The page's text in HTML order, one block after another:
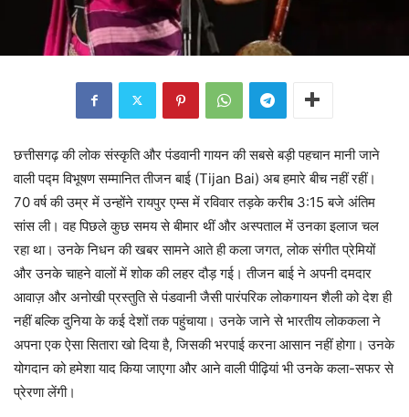
छत्तीसगढ़ की लोक संस्कृति और पंडवानी गायन की सबसे बड़ी पहचान मानी जाने
वाली पद्म विभूषण सम्मानित तीजन बाई (Tijan Bai) अब हमारे बीच नहीं रहीं।
70 वर्ष की उम्र में उन्होंने रायपुर एम्स में रविवार तड़के करीब 3:15 बजे अंतिम
सांस ली। वह पिछले कुछ समय से बीमार थीं और अस्पताल में उनका इलाज चल
रहा था। उनके निधन की खबर सामने आते ही कला जगत, लोक संगीत प्रेमियों
और उनके चाहने वालों में शोक की लहर दौड़ गई। तीजन बाई ने अपनी दमदार
आवाज़ और अनोखी प्रस्तुति से पंडवानी जैसी पारंपरिक लोकगायन शैली को देश ही
नहीं बल्कि दुनिया के कई देशों तक पहुंचाया। उनके जाने से भारतीय लोककला ने
अपना एक ऐसा सितारा खो दिया है, जिसकी भरपाई करना आसान नहीं होगा। उनके
योगदान को हमेशा याद किया जाएगा और आने वाली पीढ़ियां भी उनके कला-सफर से
प्रेरणा लेंगी।